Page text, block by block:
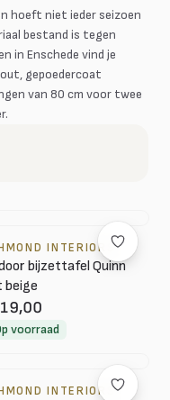
hoeft niet ieder seizoen
bestand is tegen
in Enschede vind je
gepoedercoat
van 80 cm voor twee
INTERIORS
bijzettafel Quinn
beige
voorraad
INTERIORS